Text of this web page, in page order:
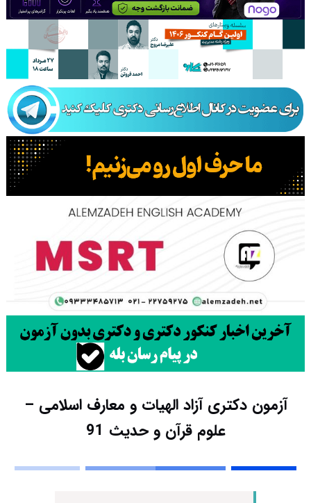
آزمون دکتری آزاد الهیات و معارف اسلامی –
علوم قرآن و حدیث 91